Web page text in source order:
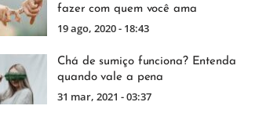
fazer com quem você ama
19 ago, 2020 - 18:43
Chá de sumiço funciona? Entenda
quando vale a pena
31 mar, 2021 - 03:37